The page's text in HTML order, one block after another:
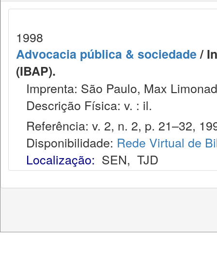
1998
Advocacia pública & sociedade/
(IBAP).
Imprenta: São Paulo, Max
Descrição Física: v. : il.
Referência: v. 2, n. 2, p. 21–32,
Disponibilidade: Rede Virtual de
Localização: SEN, TJD